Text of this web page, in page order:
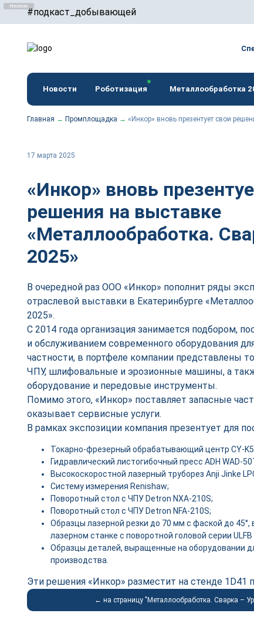
#подкаст_добывающей
erid: F7NfYUJCUneTVxVUwxTu
Новости Роботизация Металлообработка
Главная → Промплощадка → «Инкор» вновь презентует свои
17 марта 2025
«Инкор» вновь
решения на выставке
«Металлообработка.
2025»
В очередной раз ООО «Инкор» пополнит ряды
отраслевой выставки в Екатеринбурге
2025».
С 2014 года организация занимается подбором,
и обслуживанием современного оборудования
частности, в портфеле компании представлены
ЧПУ, шлифовальные и эрозионные машины, а
оборудование и передовые инструменты.
Помимо этого, «Инкор» поставляет запасные
оказывает сервисные услуги.
В рамках экспозиции компания презентует для
Токарно-фрезерный обрабатывающий центр CY-
Гидравлический листогибочный пресс ADH WAD-
Высокоскоростной лазерный труборез Anji Jinke
Систему измерения Renishaw;
Поворотный стол с ЧПУ Detron NXA-210S;
Поворотный стол с ЧПУ Detron NFA-210S;
Образцы лазерной резки до 70 мм с фаской до
лазерном станке с поворотной головой серии
Образцы деталей, выращенные на оборудовании
производства.
Эти решения «Инкор» разместит на стенде 1D41
← на страницу "Металлообработка. Сварка –